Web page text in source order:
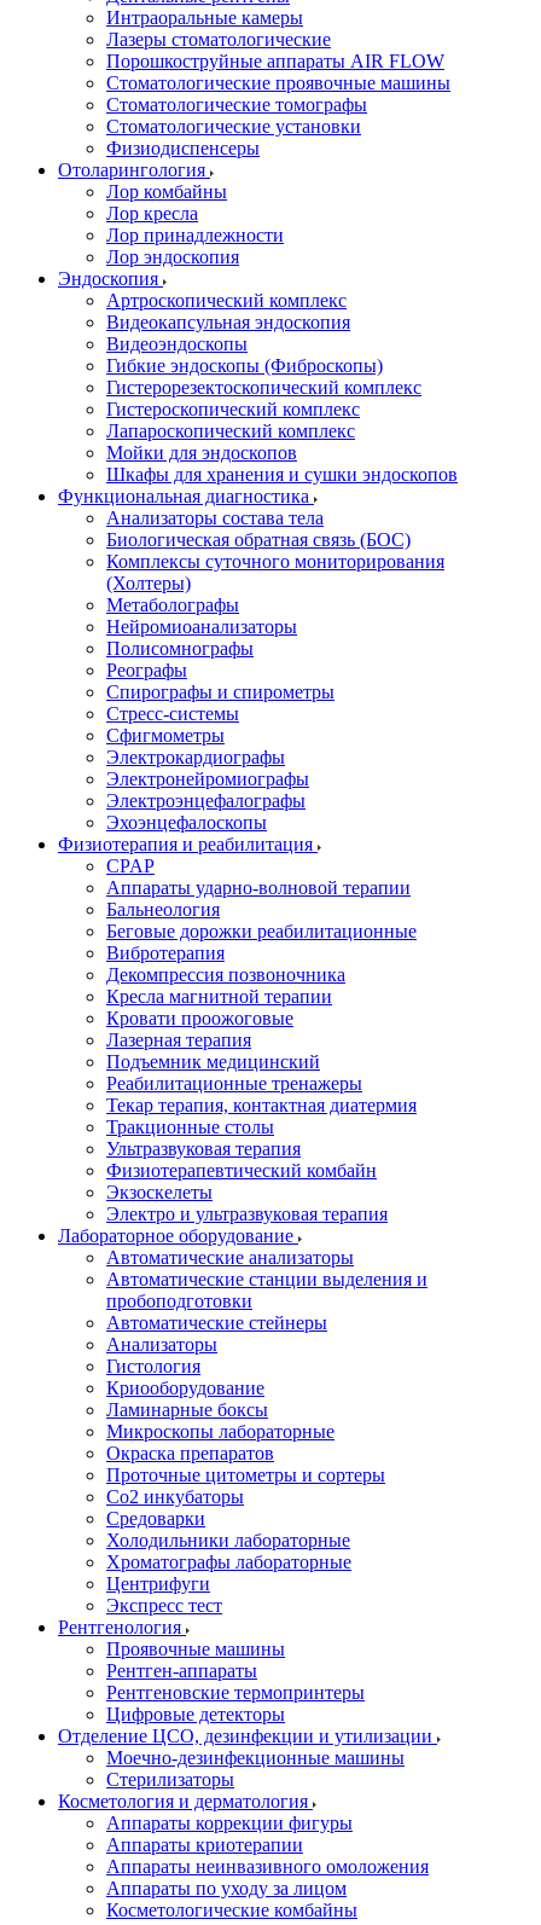
Интраоральные камеры
Лазеры стоматологические
Порошкоструйные аппараты AIR FLOW
Стоматологические проявочные машины
Стоматологические томографы
Стоматологические установки
Физиодиспенсеры
Отоларингология
Лор комбайны
Лор кресла
Лор принадлежности
Лор эндоскопия
Эндоскопия
Артроскопический комплекс
Видеокапсульная эндоскопия
Видеоэндоскопы
Гибкие эндоскопы (Фиброcкопы)
Гистерорезектоскопический комплекс
Гистероскопический комплекс
Лапароскопический комплекс
Мойки для эндоскопов
Шкафы для хранения и сушки эндоскопов
Функциональная диагностика
Анализаторы состава тела
Биологическая обратная связь (БОС)
Комплексы суточного мониторирования
(Холтеры)
Метаболографы
Нейромиоанализаторы
Полисомнографы
Реографы
Спирографы и спирометры
Стресс-системы
Сфигмометры
Электрокардиографы
Электронейромиографы
Электроэнцефалографы
Эхоэнцефалоскопы
Физиотерапия и реабилитация
CPAP
Аппараты ударно-волновой терапии
Бальнеология
Беговые дорожки реабилитационные
Вибротерапия
Декомпрессия позвоночника
Кресла магнитной терапии
Кровати проожоговые
Лазерная терапия
Подъемник медицинский
Реабилитационные тренажеры
Текар терапия, контактная диатермия
Тракционные столы
Ультразвуковая терапия
Физиотерапевтический комбайн
Экзоскелеты
Электро и ультразвуковая терапия
Лабораторное оборудование
Автоматические анализаторы
Автоматические станции выделения и
пробоподготовки
Автоматические стейнеры
Анализаторы
Гистология
Криооборудование
Ламинарные боксы
Микроскопы лабораторные
Окраска препаратов
Проточные цитометры и сортеры
Со2 инкубаторы
Средоварки
Холодильники лабораторные
Хроматографы лабораторные
Центрифуги
Экспресс тест
Рентгенология
Проявочные машины
Рентген-аппараты
Рентгеновские термопринтеры
Цифровые детекторы
Отделение ЦСО, дезинфекции и утилизации
Моечно-дезинфекционные машины
Стерилизаторы
Косметология и дерматология
Аппараты коррекции фигуры
Аппараты криотерапии
Аппараты неинвазивного омоложения
Аппараты по уходу за лицом
Косметологические комбайны